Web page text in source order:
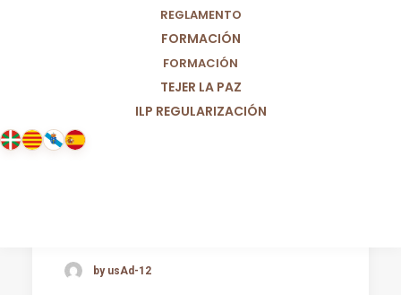
REGLAMENTO
FORMACIÓN
FORMACIÓN
TEJER LA PAZ
ILP REGULARIZACIÓN
by usAd-12